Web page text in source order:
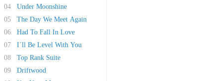
04
Under Moonshine
05
The Day We Meet Again
06
Had To Fall In Love
07
I´ll Be Level With You
08
Top Rank Suite
09
Driftwood